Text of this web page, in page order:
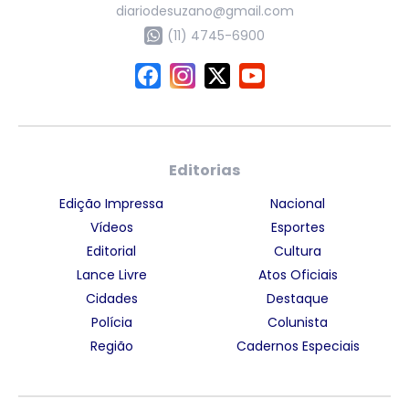
diariodesuzano@gmail.com
(11) 4745-6900
Editorias
Edição Impressa
Vídeos
Editorial
Lance Livre
Cidades
Polícia
Região
Nacional
Esportes
Cultura
Atos Oficiais
Destaque
Colunista
Cadernos Especiais